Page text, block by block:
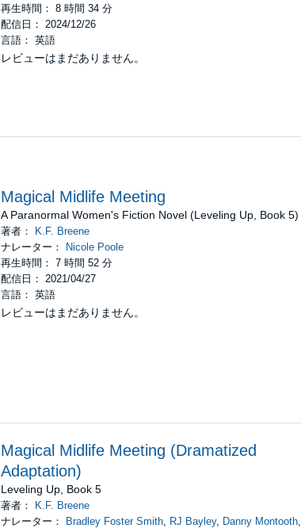
再生時間： 8 時間 34 分
配信日： 2024/12/26
言語： 英語
レビューはまだありません。
Magical Midlife Meeting
A Paranormal Women's Fiction Novel (Leveling Up, Book 5)
著者：
K.F. Breene
ナレーター：
Nicole Poole
再生時間： 7 時間 52 分
配信日： 2021/04/27
言語： 英語
レビューはまだありません。
Magical Midlife Meeting (Dramatized
Adaptation)
Leveling Up, Book 5
著者：
K.F. Breene
ナレーター：
Bradley Foster Smith, RJ Bayley, Danny Montooth,